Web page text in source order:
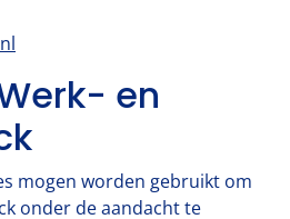
en
mogen worden gebruikt om
onder de aandacht te